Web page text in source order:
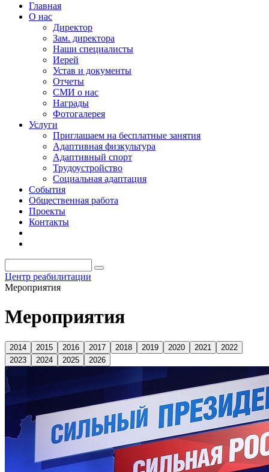
Главная
О нас
Директор
Зам. директора
Наши специалисты
Иерей
Устав и документы
Отчеты
СМИ о нас
Награды
Фотогалерея
Услуги
Приглашаем на бесплатные занятия
Адаптивная физкультура
Адаптивный спорт
Трудоустройство
Социальная адаптация
События
Общественная работа
Проекты
Контакты
Центр реабилитации
Мероприятия
Мероприятия